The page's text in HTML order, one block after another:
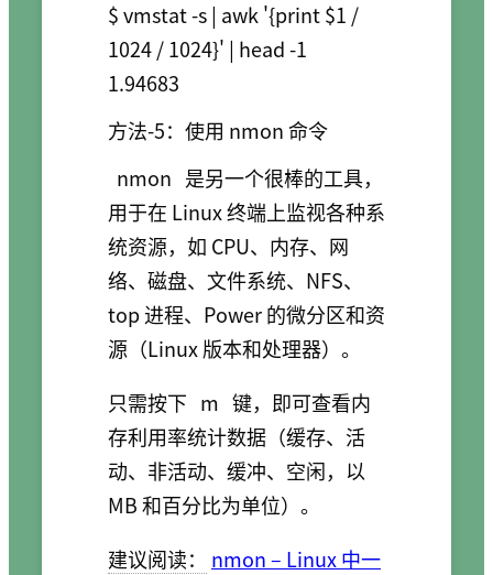
$ vmstat -s | awk '{print $1 /
1024 / 1024}' | head -1
方法-5：使用 nmon 命令
nmon 是另一个很棒的工具，
用于在 Linux 终端上监视各种系
统资源，如 CPU、内存、网
络、磁盘、文件系统、NFS、
top 进程、Power 的微分区和资
源（Linux 版本和处理器）。
只需按下 m 键，即可查看内
存利用率统计数据（缓存、活
动、非活动、缓冲、空闲，以
MB 和百分比为单位）。
建议阅读：
nmon – Linux 中一